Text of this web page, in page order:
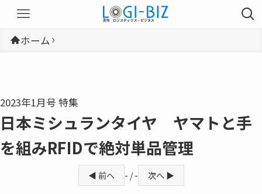
ホーム
2023年1月号 特集
日本ミシュランタイヤ ヤマトと手
を組みRFIDで絶対単品管理
◀ 前へ - / - 次へ ▶